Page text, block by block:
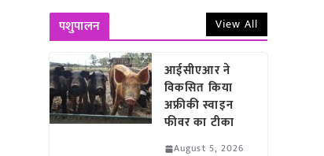
पशुपालन View All
आईसीएआर ने
विकसित किया
अफ्रीकी स्वाइन
फीवर का टीका
August 5, 2026